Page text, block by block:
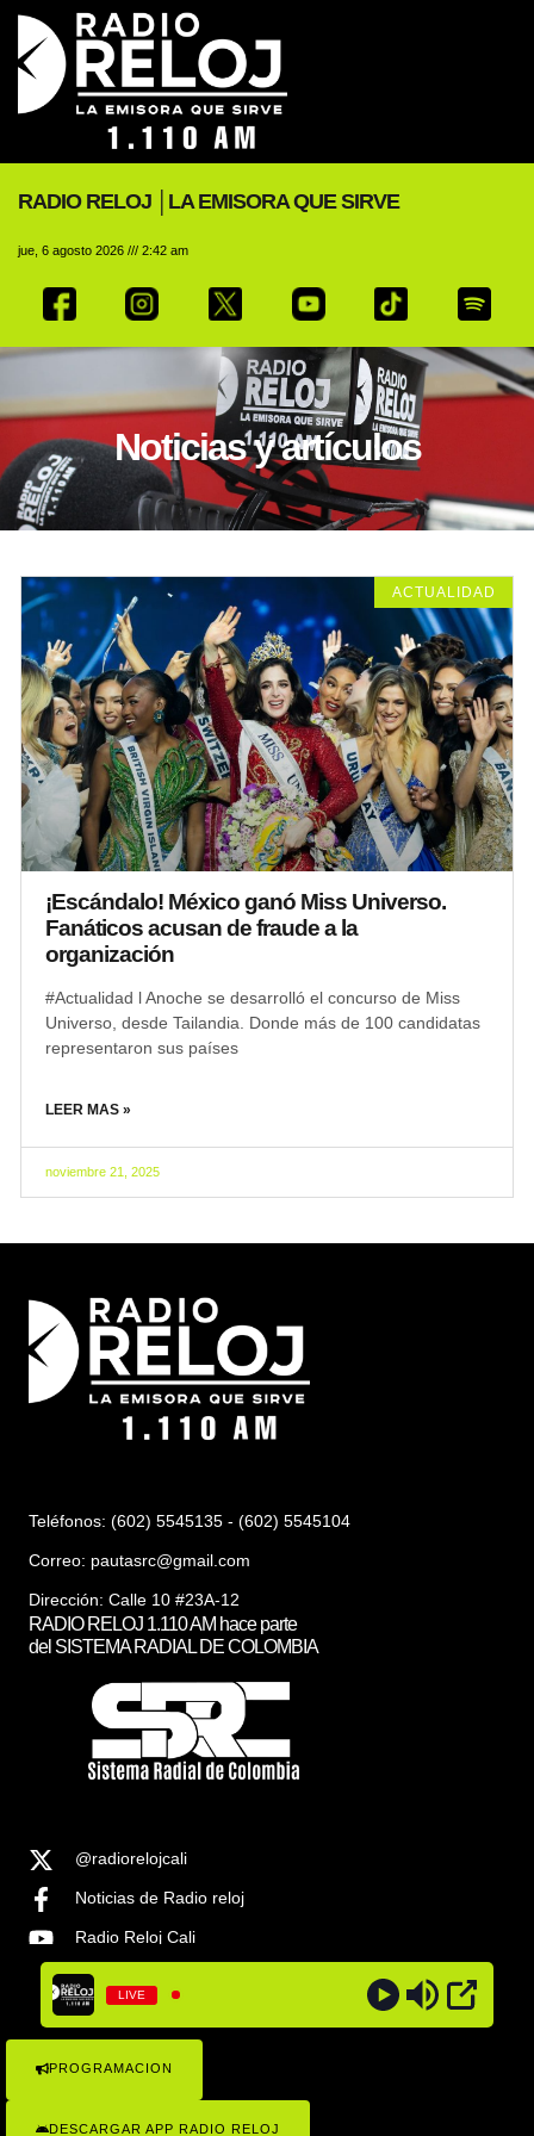
RADIO RELOJ │LA EMISORA QUE SIRVE
jue, 6 agosto 2026 /// 2:42 am
Noticias y artículos
ACTUALIDAD
¡Escándalo! México ganó Miss Universo.
Fanáticos acusan de fraude a la
organización
#Actualidad l Anoche se desarrolló el concurso de Miss
Universo, desde Tailandia. Donde más de 100 candidatas
representaron sus países
LEER MAS »
noviembre 21, 2025
Teléfonos: (602) 5545135 - (602) 5545104
Correo: pautasrc@gmail.com
Dirección: Calle 10 #23A-12
RADIO RELOJ 1.110 AM hace parte
del SISTEMA RADIAL DE COLOMBIA
@radiorelojcali
Noticias de Radio reloj
Radio Reloj Cali
@radiorelojcali
Noticias Radio Reloj Cali
COPYRIGHT © 2023 RADIO RELOJ 1.1100AM , TODOS LOS
LIVE
PROGRAMACION
DESCARGAR APP RADIO RELOJ